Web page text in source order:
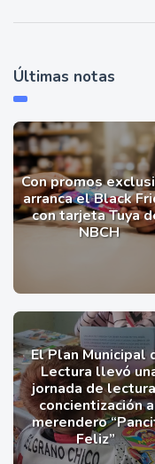
Últimas notas
Con promos
arranca el Black
con tarjeta Tuya
NBCH
El Plan Municipal
Lectura llevó
jornada de
concientización
merendero
Feliz”